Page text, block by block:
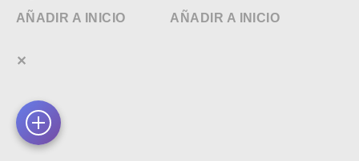
AÑADIR A INICIO
AÑADIR A INICIO
✕